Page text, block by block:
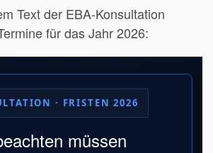
Text der EBA-Konsultation
für das Jahr 2026:
· FRISTEN 2026
müssen